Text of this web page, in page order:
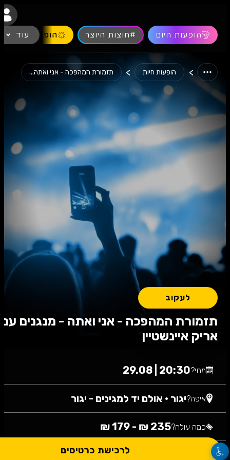
הופעות היום #חוצות היוצר הופעות חיות
עוד
> הופעות חיות > תזמורת המהפכה - אני ואתה...
תזמורת המהפכה - אני ואתה - מנגנים עם
אריק איינשטיין
לעקוב
מתי?20:30 | 29.08
איפה?יגור • אולם יד למגינים - יגור
כמה עולה?235 ₪ - 179 ₪
לרכישת כרטיסים